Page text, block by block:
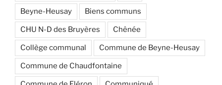
Beyne-Heusay Biens communs
CHU N-D des Bruyères Chênée
Collège communal Commune de Beyne-Heusay
Commune de Chaudfontaine